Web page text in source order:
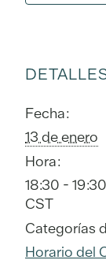
Fecha:
13 de enero
Hora:
18:30 -
CST
Categorías
Horario del